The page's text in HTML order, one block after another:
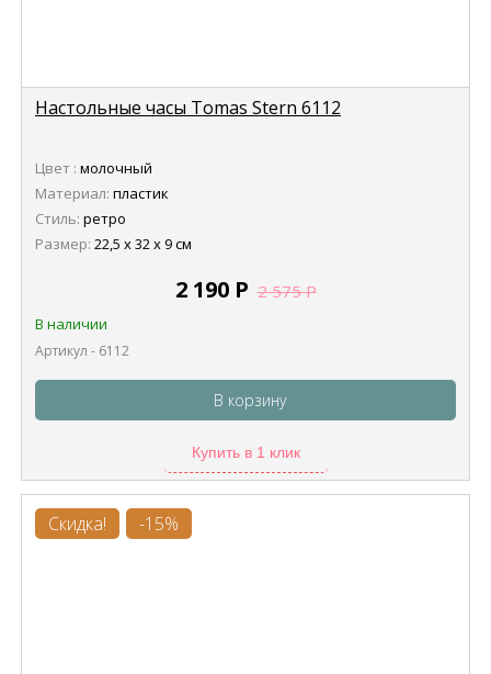
Настольные часы Tomas Stern 6112
Цвет : молочный
Материал: пластик
Стиль: ретро
Размер: 22,5 х 32 х 9 см
2 190 Р 2 575Р
В наличии
Артикул - 6112
В корзину
Купить в 1 клик
Скидка! -15%